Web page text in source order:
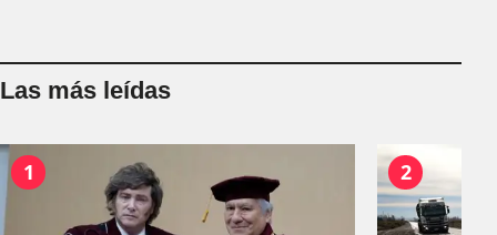
Las más leídas
1 2